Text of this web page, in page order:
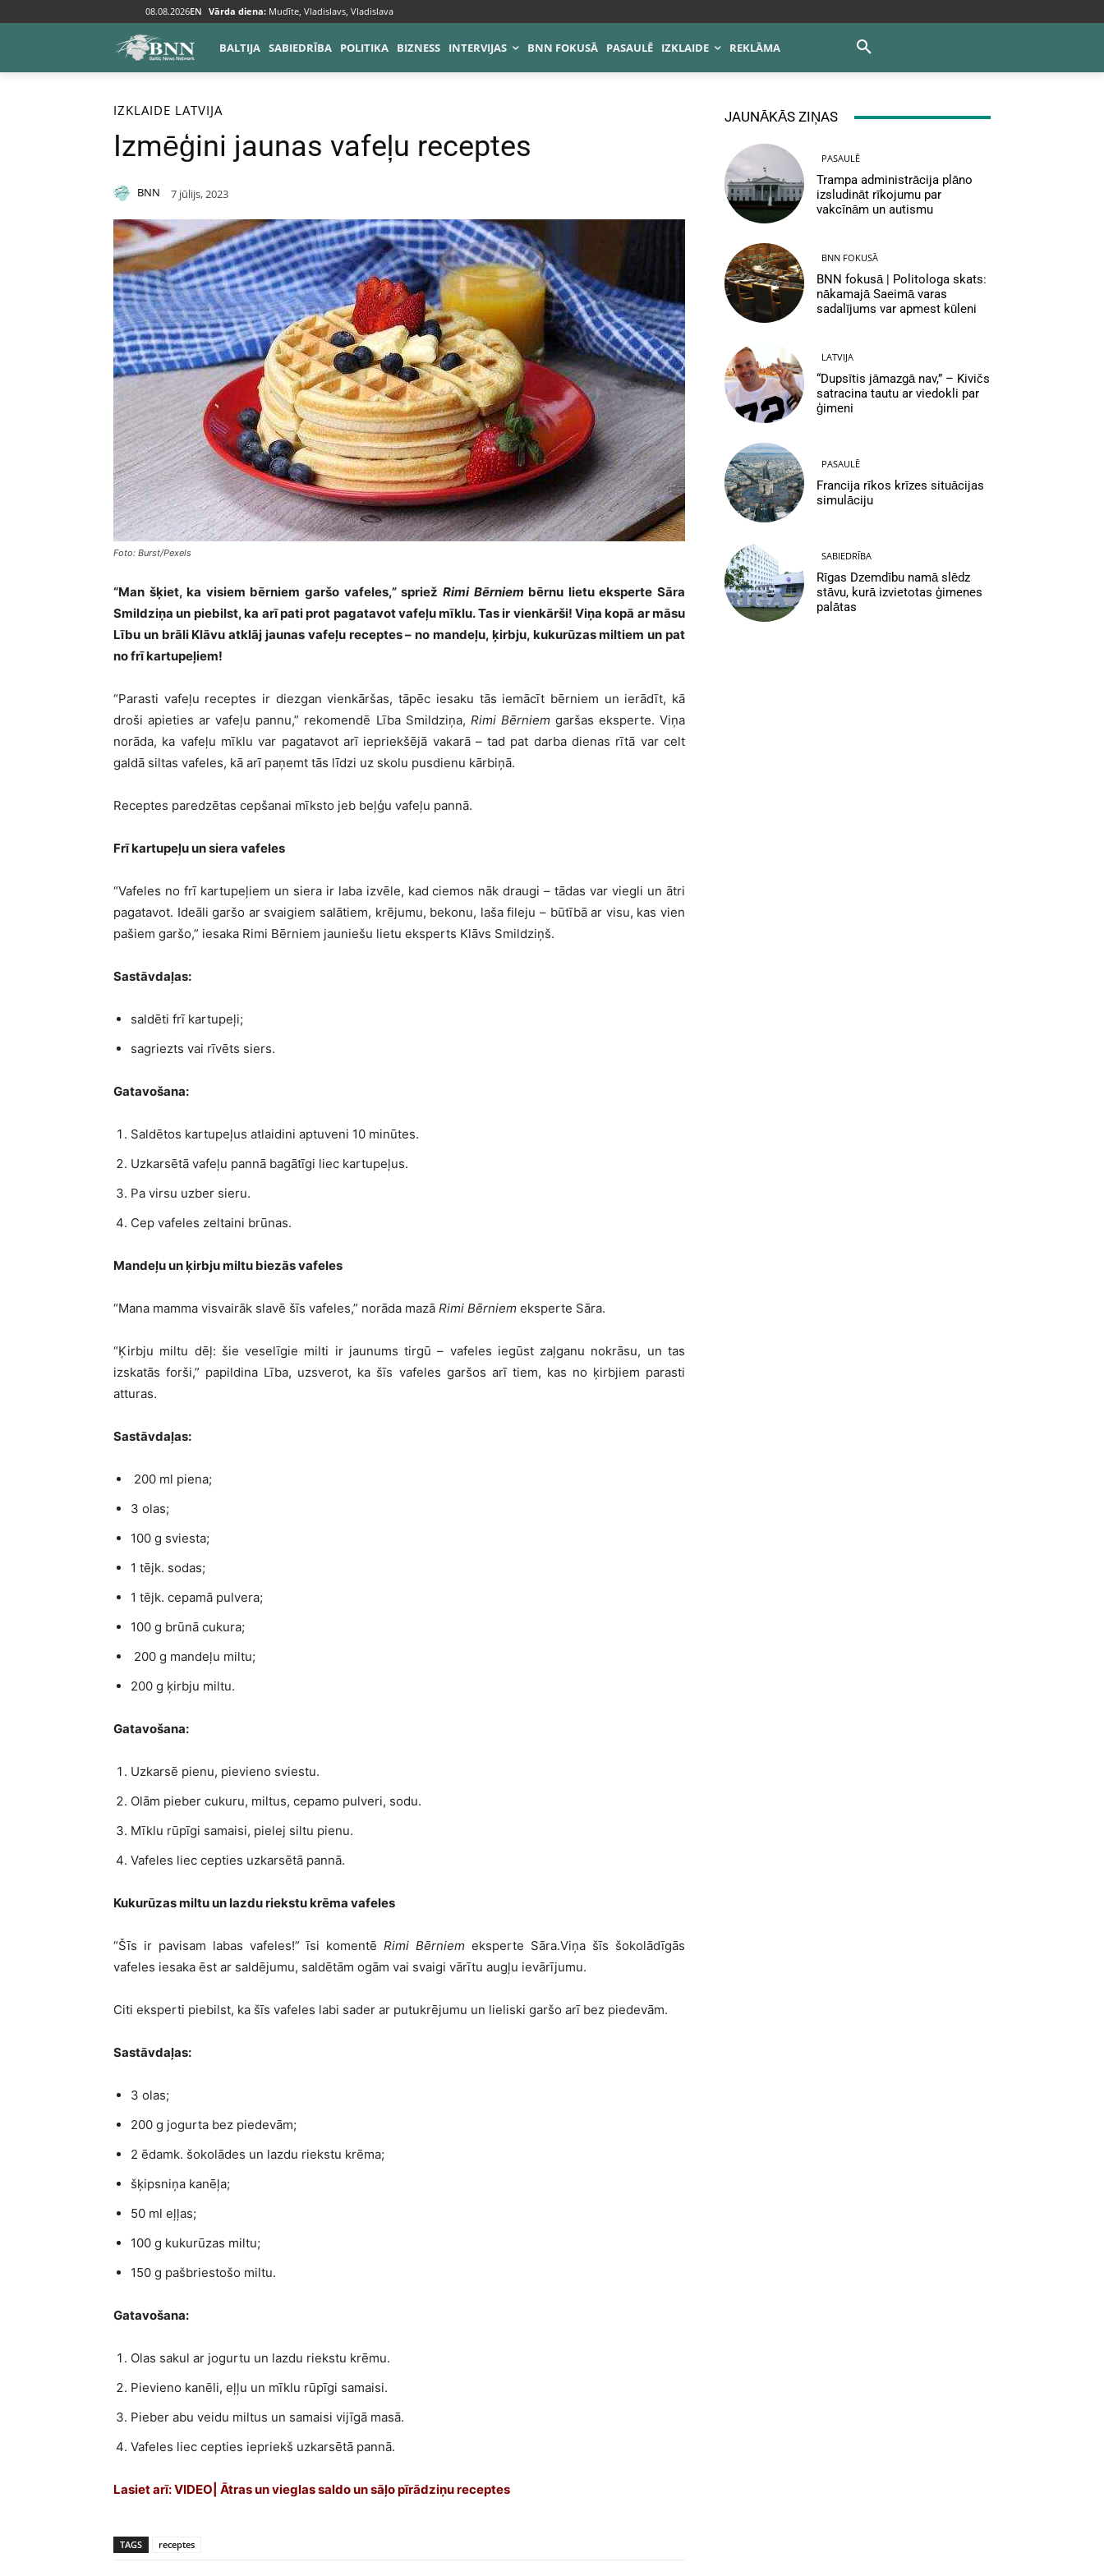
08.08.2026EN Vārda diena: Mudīte, Vladislavs, Vladislava
BALTIJA SABIEDRĪBA POLITIKA BIZNESS INTERVIJAS BNN FOKUSĀ PASAULĒ IZKLAIDE REKLĀMA
Sākums Izklaide
IZKLAIDE LATVIJA
Izmēģini jaunas vafeļu receptes
BNN 7 jūlijs, 2023
Foto: Burst/Pexels
“Man šķiet, ka visiem bērniem garšo vafeles,” spriež Rimi Bērniem bērnu lietu eksperte Sāra
Smildziņa un piebilst, ka arī pati prot pagatavot vafeļu mīklu. Tas ir vienkārši! Viņa kopā ar māsu
Lību un brāli Klāvu atklāj jaunas vafeļu receptes– no mandeļu, ķirbju, kukurūzas miltiem un pat
no frī kartupeļiem!
“Parasti vafeļu receptes ir diezgan vienkāršas, tāpēc iesaku tās iemācīt bērniem un ierādīt, kā
droši apieties ar vafeļu pannu,” rekomendē Lība Smildziņa, Rimi Bērniemgaršas eksperte. Viņa
norāda, ka vafeļu mīklu var pagatavot arī iepriekšējā vakarā – tad pat darba dienas rītā var celt
galdā siltas vafeles, kā arī paņemt tās līdzi uz skolu pusdienu kārbiņā.
Receptes paredzētas cepšanai mīksto jeb beļģu vafeļu pannā.
Frī kartupeļu un siera vafeles
“Vafeles no frī kartupeļiem un siera ir laba izvēle, kad ciemos nāk draugi – tādas var viegli un ātri
pagatavot. Ideāli garšo ar svaigiem salātiem, krējumu, bekonu, laša fileju – būtībā ar visu, kas vien
pašiem garšo,” iesaka Rimi Bērniem jauniešu lietu eksperts Klāvs Smildziņš.
Sastāvdaļas:
saldēti frī kartupeļi;
sagriezts vai rīvēts siers.
Gatavošana:
Saldētos kartupeļus atlaidini aptuveni 10 minūtes.
Uzkarsētā vafeļu pannā bagātīgi liec kartupeļus.
Pa virsu uzber sieru.
Cep vafeles zeltaini brūnas.
Mandeļu un ķirbju miltu biezās vafeles
“Mana mamma visvairāk slavē šīs vafeles,” norāda mazā Rimi Bērniem eksperte Sāra.
“Ķirbju miltu dēļ: šie veselīgie milti ir jaunums tirgū – vafeles iegūst zaļganu nokrāsu, un tas
izskatās forši,” papildina Lība, uzsverot, ka šīs vafeles garšos arī tiem, kas no ķirbjiem parasti
atturas.
Sastāvdaļas:
200 ml piena;
3 olas;
100 g sviesta;
1 tējk. sodas;
1 tējk. cepamā pulvera;
100 g brūnā cukura;
200 g mandeļu miltu;
200 g ķirbju miltu.
Gatavošana:
Uzkarsē pienu, pievieno sviestu.
Olām pieber cukuru, miltus, cepamo pulveri, sodu.
Mīklu rūpīgi samaisi, pielej siltu pienu.
Vafeles liec cepties uzkarsētā pannā.
Kukurūzas miltu un lazdu riekstu krēma vafeles
“Šīs ir pavisam labas vafeles!” īsi komentē Rimi Bērniem eksperte Sāra.Viņa šīs šokolādīgās
vafeles iesaka ēst ar saldējumu, saldētām ogām vai svaigi vārītu augļu ievārījumu.
Citi eksperti piebilst, ka šīs vafeles labi sader ar putukrējumu un lieliski garšo arī bez piedevām.
Sastāvdaļas:
3 olas;
200 g jogurta bez piedevām;
2 ēdamk. šokolādes un lazdu riekstu krēma;
šķipsniņa kanēļa;
50 ml eļļas;
100 g kukurūzas miltu;
150 g pašbriestošo miltu.
Gatavošana:
Olas sakul ar jogurtu un lazdu riekstu krēmu.
Pievieno kanēli, eļļu un mīklu rūpīgi samaisi.
Pieber abu veidu miltus un samaisi vijīgā masā.
Vafeles liec cepties iepriekš uzkarsētā pannā.
Lasiet arī:VIDEO| Ātras un vieglas saldo un sāļo pīrādziņu receptes
TAGS receptes
JAUNĀKĀS ZIŅAS
PASAULĒ
Trampa administrācija plāno
izsludināt rīkojumu par
vakcīnām un autismu
BNN FOKUSĀ
BNN fokusā | Politologa skats:
nākamajā Saeimā varas
sadalījums var apmest kūleni
LATVIJA
“Dupsītis jāmazgā nav,” – Kivičs
satracina tautu ar viedokli par
ģimeni
PASAULĒ
Francija rīkos krīzes situācijas
simulāciju
SABIEDRĪBA
Rīgas Dzemdību namā slēdz
stāvu, kurā izvietotas ģimenes
palātas